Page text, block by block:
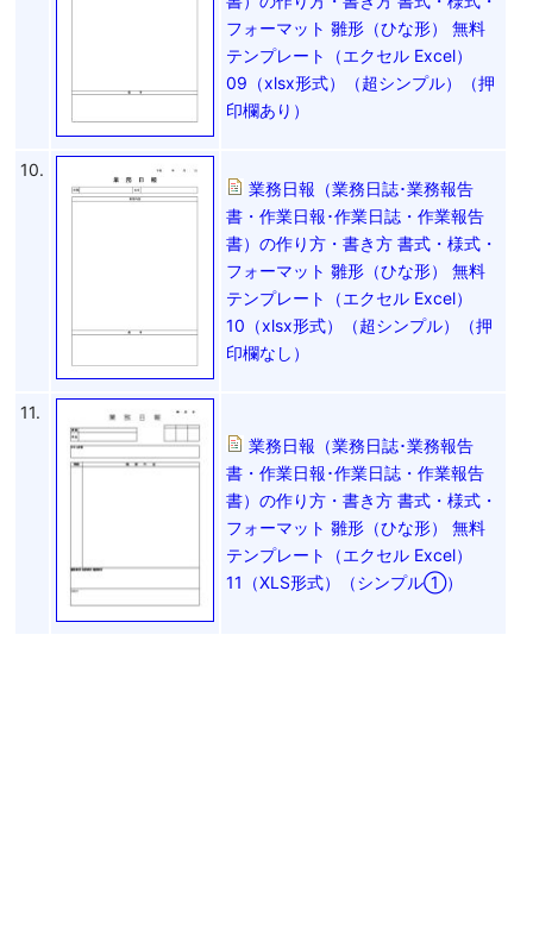
フォーマット 雛形（ひな形） 無料
テンプレート（エクセル Excel）
09（xlsx形式）（超シンプル）（押
印欄あり）
10.
業務日報（業務日誌･業務報告
書・作業日報･作業日誌・作業報告
書）の作り方・書き方 書式・様式・
フォーマット 雛形（ひな形） 無料
テンプレート（エクセル Excel）
10（xlsx形式）（超シンプル）（押
印欄なし）
11.
業務日報（業務日誌･業務報告
書・作業日報･作業日誌・作業報告
書）の作り方・書き方 書式・様式・
フォーマット 雛形（ひな形） 無料
テンプレート（エクセル Excel）
11（XLS形式）（シンプル①）